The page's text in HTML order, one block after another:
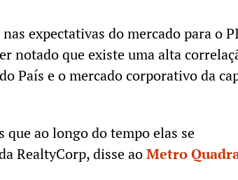
expectativas do mercado para o
notado que existe uma alta
País e o mercado corporativo da
que ao longo do tempo elas se
RealtyCorp, disse aoMetro